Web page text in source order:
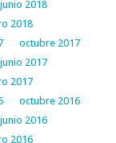
junio 2018
2018
octubre 2017
junio 2017
2017
octubre 2016
junio 2016
2016